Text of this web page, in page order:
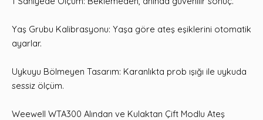
Yaş Grubu Kalibrasyonu: Yaşa göre ateş eşiklerini otomatik
ayarlar.
Uykuyu Bölmeyen Tasarım: Karanlıkta prob ışığı ile uykuda
sessiz ölçüm.
Weewell WTA300 Alından ve Kulaktan Çift Modlu Ateş